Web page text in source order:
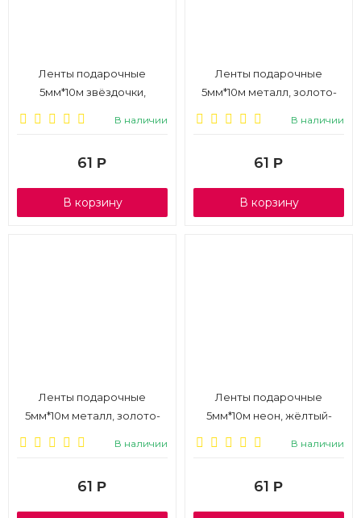
Ленты подарочные
5мм*10м звёздочки,
В наличии
61 Р
В корзину
Ленты подарочные
5мм*10м металл, золото-
В наличии
61 Р
В корзину
Ленты подарочные
5мм*10м металл, золото-
В наличии
61 Р
Ленты подарочные
5мм*10м неон, жёлтый-
В наличии
61 Р